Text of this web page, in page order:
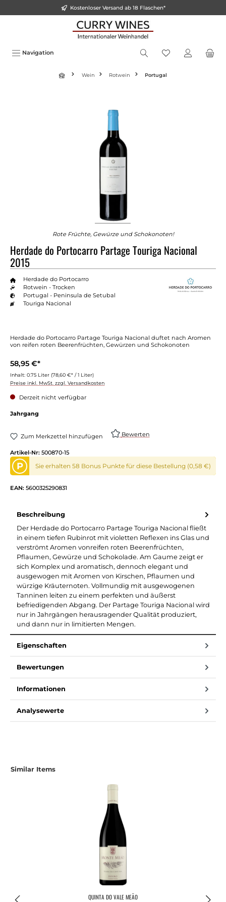
Kostenloser Versand ab 18 Flaschen*
Navigation
Wein Rotwein Portugal
Rote Früchte, Gewürze und Schokonoten!
Herdade do Portocarro Partage Touriga Nacional
2015
Herdade do Portocarro
Rotwein - Trocken
Portugal - Peninsula de Setubal
Touriga Nacional
Herdade do Portocarro Partage Touriga Nacional duftet nach Aromen
von reifen roten Beerenfrüchten, Gewürzen und Schokonoten
58,95 €*
Inhalt: 0.75 Liter (78,60 €* / 1 Liter)
Preise inkl. MwSt. zzgl. Versandkosten
Derzeit nicht verfügbar
Jahrgang
Zum Merkzettel hinzufügen Bewerten
Artikel-Nr: 500870-15
P Sie erhalten 58 Bonus Punkte für diese Bestellung (0,58 €)
EAN: 5600325290831
Beschreibung
Der Herdade do Portocarro Partage Touriga Nacional fließt
in einem tiefen Rubinrot mit violetten Reflexen ins Glas und
verströmt Aromen vonreifen roten Beerenfrüchten,
Pflaumen, Gewürze und Schokolade. Am Gaume zeigt er
sich Komplex und aromatisch, dennoch elegant und
ausgewogen mit Aromen von Kirschen, Pflaumen und
würzige Kräuternoten. Vollmundig mit ausgewogenen
Tanninen leiten zu einem perfekten und äußerst
befriedigenden Abgang. Der Partage Touriga Nacional wird
nur in Jahrgängen herausragender Qualität produziert,
und dann nur in limitierten Mengen.
Eigenschaften
Bewertungen
Informationen
Analysewerte
Similar Items
QUINTA DO VALE MEÃO